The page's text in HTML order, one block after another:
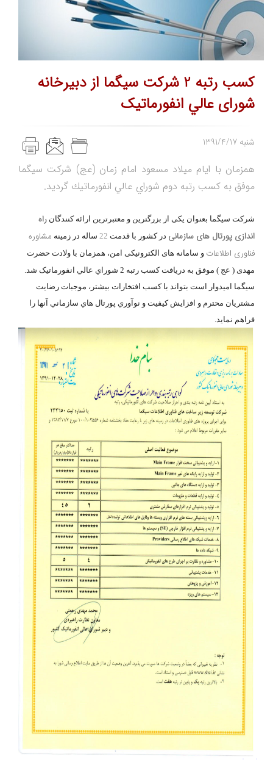
كسب رتبه 2 شركت سيگما از دبيرخانه
شورای عالي انفورماتيک
1391/4/17 شنبه
همزمان با ايام ميلاد مسعود امام زمان (عج) شركت سيگما
موفق به كسب رتبه دوم شوراي عالي انفورماتيك گرديد.
شركت سيگما بعنوان یکی از بزرگترین و معتبرترین ارائه کنندگان راه
اندازی پورتال های سازمانی در کشور با قدمت 22 ساله در زمینه مشاوره
فناوری اطلاعات و سامانه های الکترونیکی امن، همزمان با ولادت حضرت
مهدی ( عج ) موفق به دریافت کسب رتبه 2 شوراي عالي انفورماتيک شد.
سیگما اميدوار است بتواند با كسب افتخارات بيشتر، موجبات رضايت
مشتريان محترم و افزايش كيفيت و نوآوري پورتال هاي سازماني آنها را
فراهم نمايد.